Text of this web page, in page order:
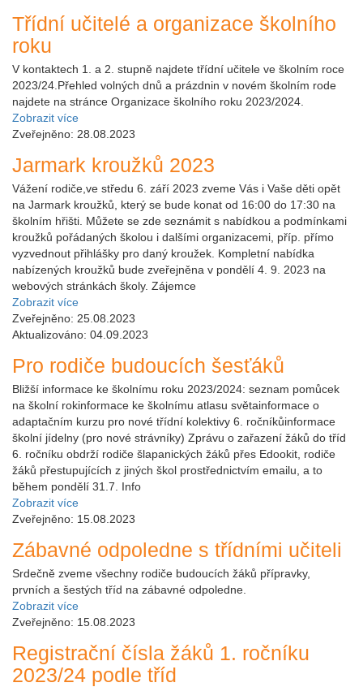
Třídní učitelé a organizace školního
roku
V kontaktech 1. a 2. stupně najdete třídní učitele ve školním roce
2023/24.Přehled volných dnů a prázdnin v novém školním rode
najdete na stránce Organizace školního roku 2023/2024.
Zobrazit více
Zveřejněno: 28.08.2023
Jarmark kroužků 2023
Vážení rodiče,ve středu 6. září 2023 zveme Vás i Vaše děti opět
na Jarmark kroužků, který se bude konat od 16:00 do 17:30 na
školním hřišti. Můžete se zde seznámit s nabídkou a podmínkami
kroužků pořádaných školou i dalšími organizacemi, příp. přímo
vyzvednout přihlášky pro daný kroužek. Kompletní nabídka
nabízených kroužků bude zveřejněna v pondělí 4. 9. 2023 na
webových stránkách školy. Zájemce
Zobrazit více
Zveřejněno: 25.08.2023
Aktualizováno: 04.09.2023
Pro rodiče budoucích šesťáků
Bližší informace ke školnímu roku 2023/2024: seznam pomůcek
na školní rokinformace ke školnímu atlasu světainformace o
adaptačním kurzu pro nové třídní kolektivy 6. ročníkůinformace
školní jídelny (pro nové strávníky) Zprávu o zařazení žáků do tříd
6. ročníku obdrží rodiče šlapanických žáků přes Edookit, rodiče
žáků přestupujících z jiných škol prostřednictvím emailu, a to
během pondělí 31.7. Info
Zobrazit více
Zveřejněno: 15.08.2023
Zábavné odpoledne s třídními učiteli
Srdečně zveme všechny rodiče budoucích žáků přípravky,
prvních a šestých tříd na zábavné odpoledne.
Zobrazit více
Zveřejněno: 15.08.2023
Registrační čísla žáků 1. ročníku
2023/24 podle tříd